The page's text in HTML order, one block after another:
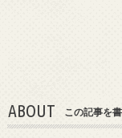
ABOUT この記事を